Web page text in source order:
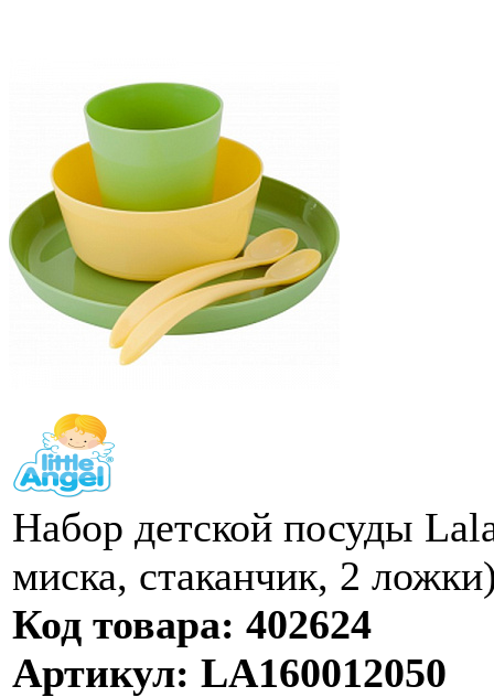
Набор детской посуды
миска, стаканчик, 2
Код товара: 402624
Артикул: LA160012050